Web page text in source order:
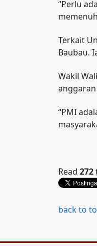
“Perlu
Terkait
Baubau.
Wakil
“PMI
Read 272
back to